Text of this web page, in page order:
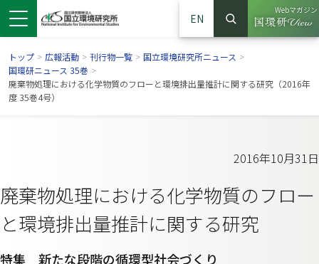
ドウで開きます）
ンドウで開きます）
ウインドウで開きます）
EN
サイト内検索
検索
Webマガジン
（別ウイ
トップ > 広報活動 > 刊行物一覧 > 国立環境研究所ニュース >
国環研ニュース 35巻 >
廃棄物処理における化学物質のフローと環境排出量推計に関する研究（2016年
度 35巻4号）
2016年10月31日
廃棄物処理における化学物質のフロー
と環境排出量推計に関する研究
特集 新たな段階の循環型社会づくり